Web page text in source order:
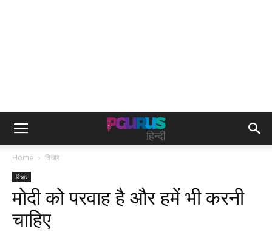
Home विचार
विचार
मोदी को परवाह है और हमें भी करनी
चाहिए